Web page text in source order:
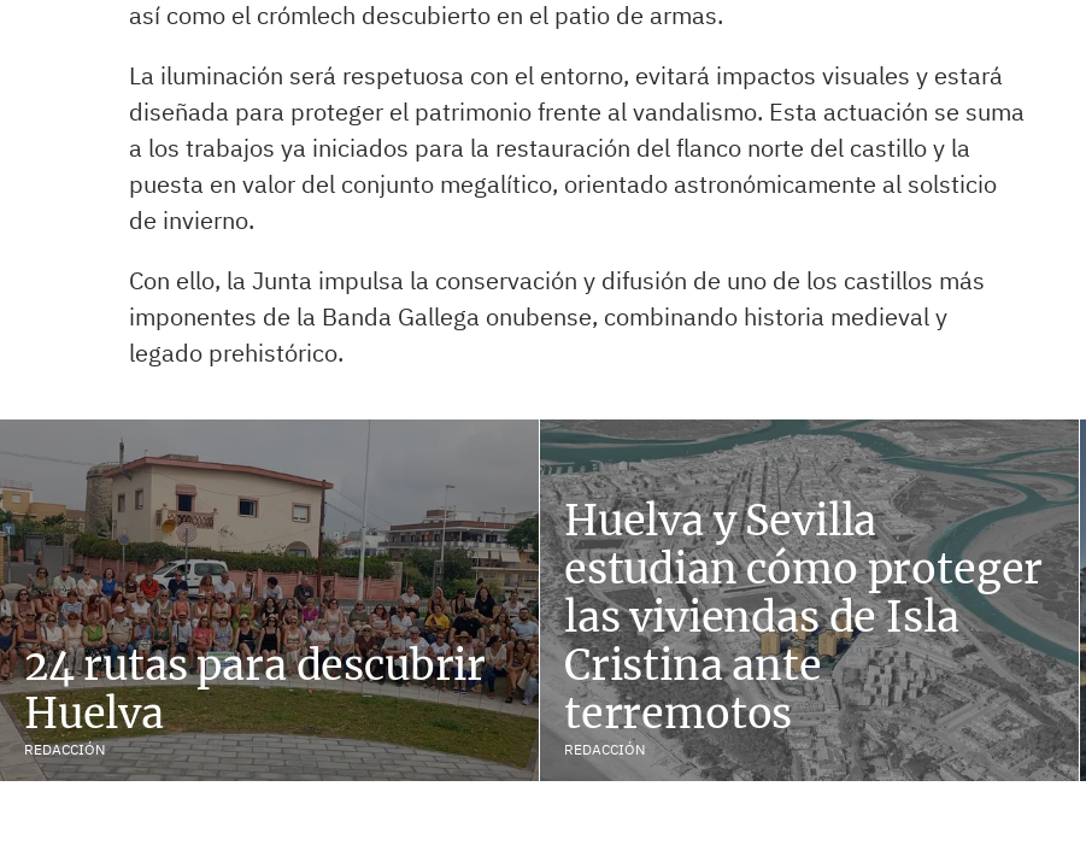
así como el crómlech descubierto en el patio de armas.
La iluminación será respetuosa con el entorno, evitará impactos visuales y estará
diseñada para proteger el patrimonio frente al vandalismo. Esta actuación se suma
a los trabajos ya iniciados para la restauración del flanco norte del castillo y la
puesta en valor del conjunto megalítico, orientado astronómicamente al solsticio
de invierno.
Con ello, la Junta impulsa la conservación y difusión de uno de los castillos más
imponentes de la Banda Gallega onubense, combinando historia medieval y
legado prehistórico.
24 rutas para descubrir
Huelva
REDACCIÓN
Huelva y Sevilla
estudian cómo proteger
las viviendas de Isla
Cristina ante
terremotos
REDACCIÓN